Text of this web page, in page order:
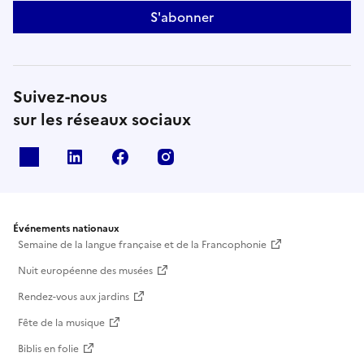
S'abonner
Suivez-nous
sur les réseaux sociaux
Linkedin Facebook
Événements nationaux
Semaine de la langue française et de la Francophonie
Nuit européenne des musées
Rendez-vous aux jardins
Fête de la musique
Biblis en folie